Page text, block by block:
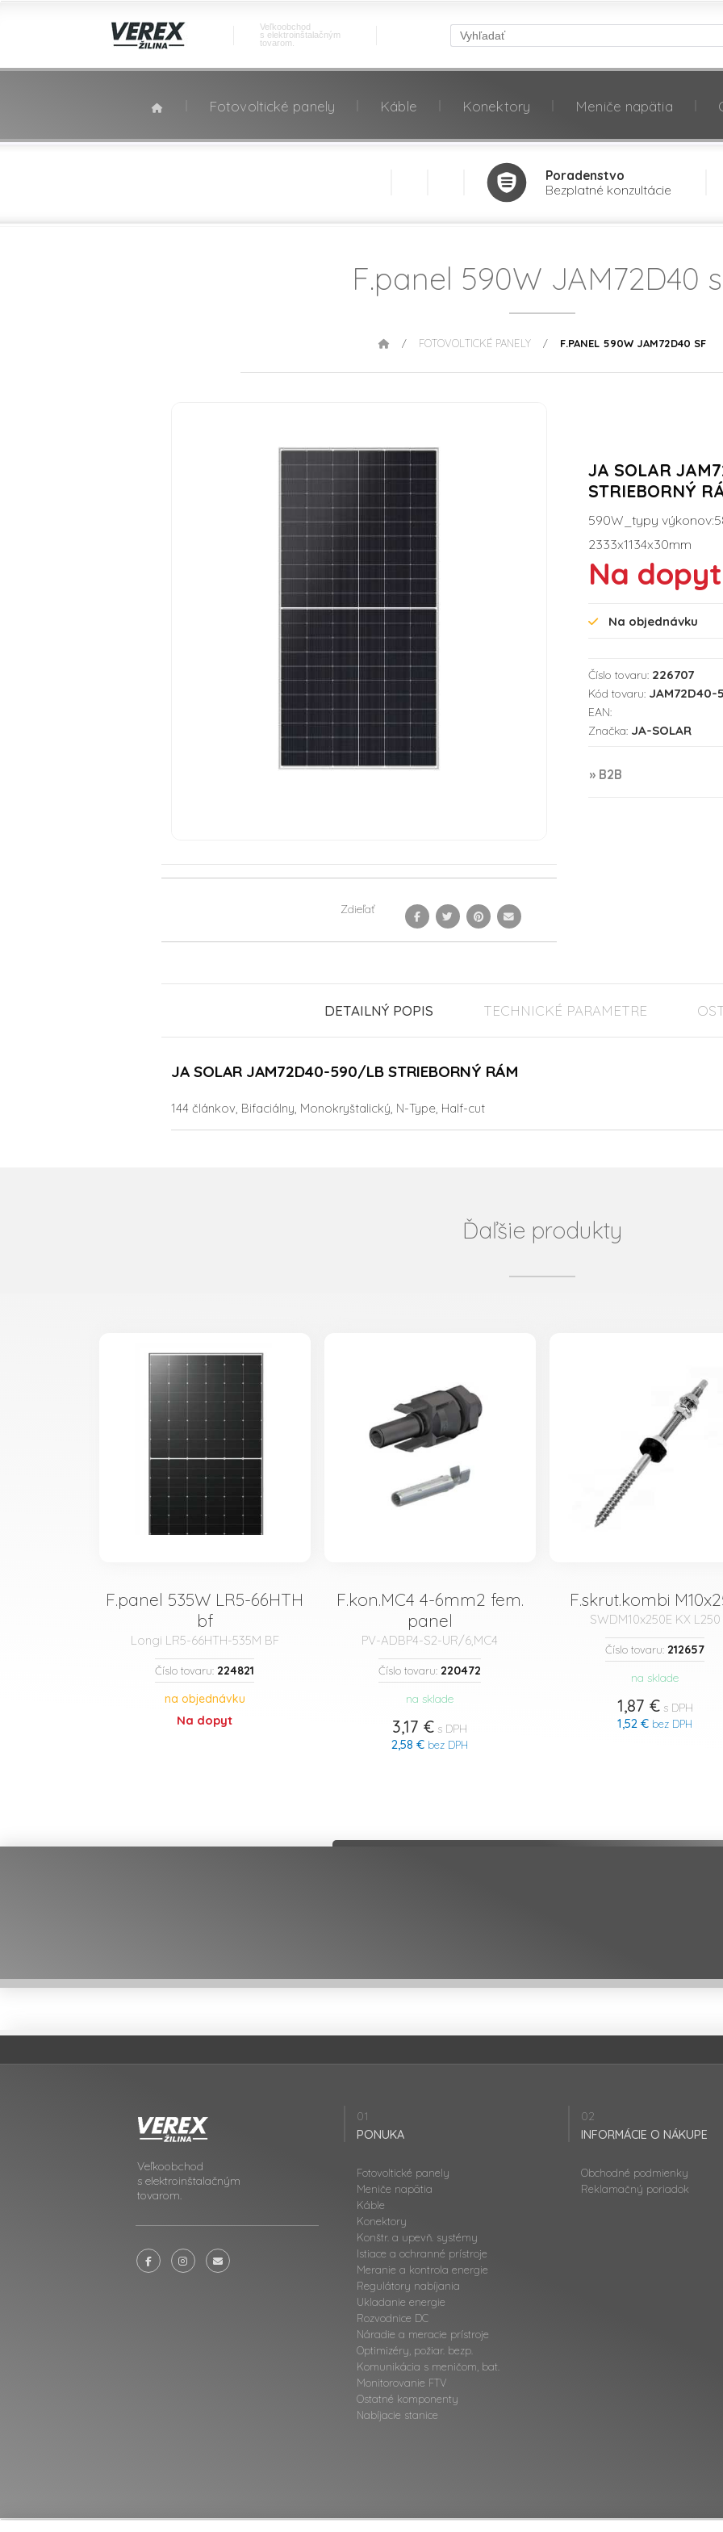
Veľkoobchod
s elektroinštalačným
tovarom.
Fotovoltické panely Káble Konektory Meniče napätia
Poradenstvo
Bezplatné konzultácie
F.panel 590W JAM72D40
/ FOTOVOLTICKÉ PANELY / F.PANEL 590W JAM72D40 SF
Zdieľať
JA SOLAR
STRIEBORNÝ
590W_typy
2333x1134x30mm
Na dopyt
Na objednávku
Číslo tovaru: 226707
Kód tovaru: JAM72D40-
EAN:
Značka: JA-SOLAR
» B2B
DETAILNÝ POPIS TECHNICKÉ PARAMETRE
JA SOLAR JAM72D40-590/LB STRIEBORNÝ RÁM
144 článkov, Bifaciálny, Monokryštalický, N-Type, Half-cut
Ďaľšie produkty
F.panel 535W LR5-66HTH
bf
Longi LR5-66HTH-535M BF
Číslo tovaru: 224821
na objednávku
Na dopyt
F.kon.MC4 4-6mm2 fem.
panel
PV-ADBP4-S2-UR/6,MC4
Číslo tovaru: 220472
na sklade
3,17 € s DPH
2,58 € bez DPH
F.skrut.kombi
SWDM10x250E KX L250
Číslo tovaru: 212657
na sklade
1,87 €s DPH
1,52 € bez DPH
Veľkoobchod
s elektroinštalačným
tovarom.
01
PONUKA
Fotovoltické panely
Meniče napätia
Káble
Konektory
Konštr. a upevň. systémy
Istiace a ochranné prístroje
Meranie a kontrola energie
Regulátory nabíjania
Ukladanie energie
Rozvodnice DC
Náradie a meracie prístroje
Optimizéry, požiar. bezp.
Komunikácia s meničom, bat.
Monitorovanie FTV
Ostatné komponenty
Nabíjacie stanice
02
INFORMÁCIE O NÁKUPE
Obchodné podmienky
Reklamačný poriadok